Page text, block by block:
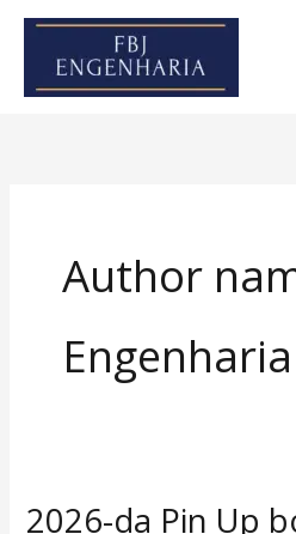
Author
Engenharia
2026-da Pin Up
2026-